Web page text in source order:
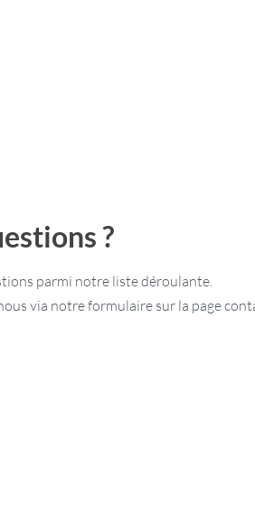
?
parmi notre liste déroulante.
via notre formulaire sur la page